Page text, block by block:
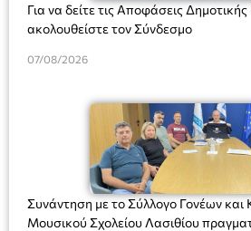
Για να δείτε τις Αποφάσεις
ακολουθείστε τον Σύνδεσμο
07/08/2026
Συνάντηση με το Σύλλογο Γονέων και
Μουσικού Σχολείου Λασιθίου